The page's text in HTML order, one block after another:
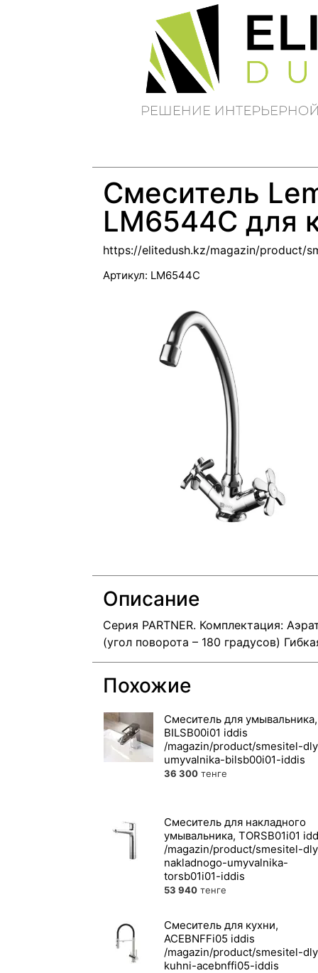
Смеситель
LM6544C для
https://elitedush.kz/magazin/product/
Артикул: LM6544C
Описание
Серия PARTNER. Комплектация:
(угол поворота – 180 градусов)
Похожие
Смеситель для умывальника,
BILSB00i01 iddis
36 300 тенге
Смеситель для накладного
умывальника, TORSB01i01
53 940 тенге
Смеситель для кухни,
ACEBNFFi05 iddis